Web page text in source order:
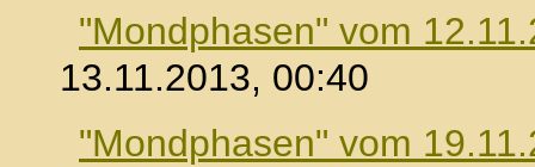
"Mondphasen" vom
13.11.2013, 00:40
"Mondphasen" vom